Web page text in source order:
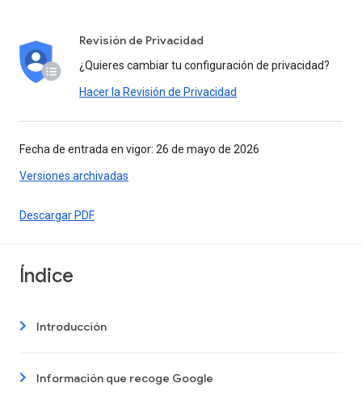
Revisión de Privacidad
¿Quieres cambiar tu configuración de privacidad?
Hacer la Revisión de Privacidad
Fecha de entrada en vigor: 26 de mayo de 2026
Versiones archivadas
Descargar PDF
Índice
Introducción
Información que recoge Google